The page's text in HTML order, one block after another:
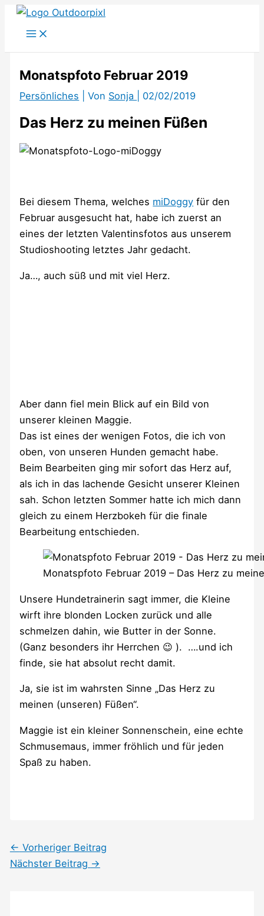
Zum
Inhalt
Monatspfoto Februar 2019
Persönliches | Von Sonja 02/02/2019
Das Herz zu meinen Füßen
Bei diesem Thema, welches miDoggy für den
Februar ausgesucht hat, habe ich zuerst an
eines der letzten Valentinsfotos aus unserem
Studioshooting letztes Jahr gedacht.
Ja…, auch süß und mit viel Herz.
Aber dann fiel mein Blick auf ein Bild von
unserer kleinen Maggie.
Das ist eines der wenigen Fotos, die ich von
oben, von unseren Hunden gemacht habe.
Beim Bearbeiten ging mir sofort das Herz auf,
als ich in das lachende Gesicht unserer Kleinen
sah. Schon letzten Sommer hatte ich mich dann
gleich zu einem Herzbokeh für die finale
Bearbeitung entschieden.
Monatspfoto Februar 2019 – Das Herz zu
Unsere Hundetrainerin sagt immer, die Kleine
wirft ihre blonden Locken zurück und alle
schmelzen dahin, wie Butter in der Sonne.
(Ganz besonders ihr Herrchen 😉 ). ….und ich
finde, sie hat absolut recht damit.
Ja, sie ist im wahrsten Sinne „Das Herz zu
meinen (unseren) Füßen“.
Maggie ist ein kleiner Sonnenschein, eine echte
Schmusemaus, immer fröhlich und für jeden
Spaß zu haben.
← Vorheriger Beitrag
Nächster Beitrag →